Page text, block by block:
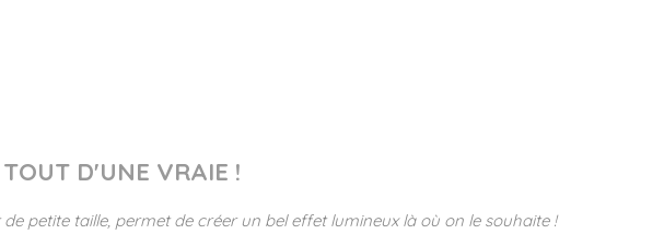
D'UNE VRAIE !
petite taille, permet de créer un bel effet lumineux là où on le souhaite !